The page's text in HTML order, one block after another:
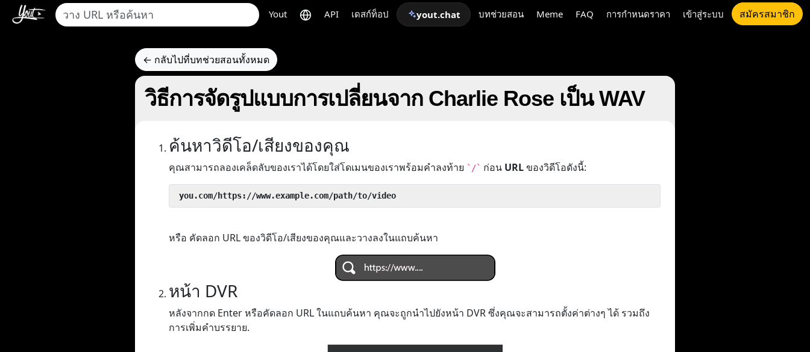
Yout API เดสก์ท็อป yout.chat บทช่วยสอน Meme FAQ การกำหนดราคา เข้าสู่ระบบ สมัครสมาชิก
← กลับไปที่บทช่วยสอนทั้งหมด
วิธีการจัดรูปแบบการเปลี่ยนจาก Charlie Rose เป็น WAV
ค้นหาวิดีโอ/เสียงของคุณ
คุณสามารถลองเคล็ดลับของเราได้โดยใส่โดเมนของเราพร้อมคำลงท้าย `/` ก่อน URLของวิดีโอดังนี้:
you.com/https://www.example.com/path/to/video
หรือ คัดลอก URL ของวิดีโอ/เสียงของคุณและวางลงในแถบค้นหา
หน้า DVR
หลังจากกด Enter หรือคัดลอก URL ในแถบค้นหา คุณจะถูกนำไปยังหน้า DVR ซึ่งคุณจะสามารถตั้งค่าต่างๆ ได้ รวมถึง
การเพิ่มคำบรรยาย.